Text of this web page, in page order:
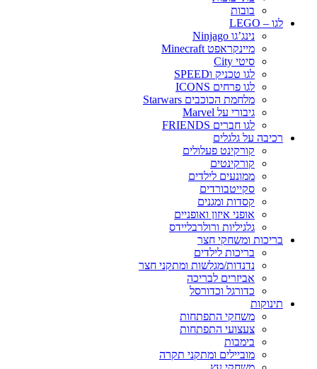
בובות
לגו – LEGO
נינג’גו Ninjago
מיינקראפט Minecraft
סיטי City
לגו טכניק וSPEED
לגו פרחים ICONS
מלחמת הכוכבים Starwars
גיבורי על Marvel
לגו חברים FRIENDS
רכיבה על גלגלים
קורקינט פעלולים
קורקינטים
ממונעים לילדים
סקייטבורדים
קסדות ומגנים
אופני איזון ואופניים
גלגיליות ורולרבליידס
בריכות ומשחקי חצר
בריכות לילדים
נדנדות/מגלשות ומתקני חצר
אביזרים לבריכה
כדורגל וכדורסל
תינוקות
משחקי התפתחות
צעצועי התפתחות
בימבות
מוביילים ומתקני תקרה